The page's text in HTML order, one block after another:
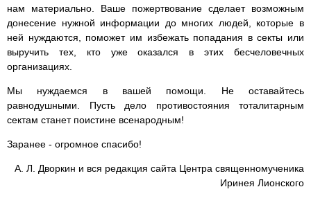
нам материально. Ваше пожертвование сделает возможным
донесение нужной информации до многих людей, которые в
ней нуждаются, поможет им избежать попадания в секты или
выручить тех, кто уже оказался в этих бесчеловечных
организациях.
Мы нуждаемся в вашей помощи. Не оставайтесь
равнодушными. Пусть дело противостояния тоталитарным
сектам станет поистине всенародным!
Заранее - огромное спасибо!
А. Л. Дворкин и вся редакция сайта Центра священномученика
Иринея Лионского